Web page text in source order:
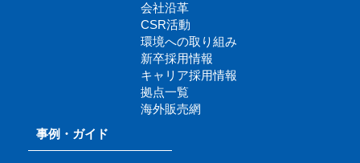
会社沿革
CSR活動
環境への取り組み
新卒採用情報
キャリア採用情報
拠点一覧
海外販売網
事例・ガイド